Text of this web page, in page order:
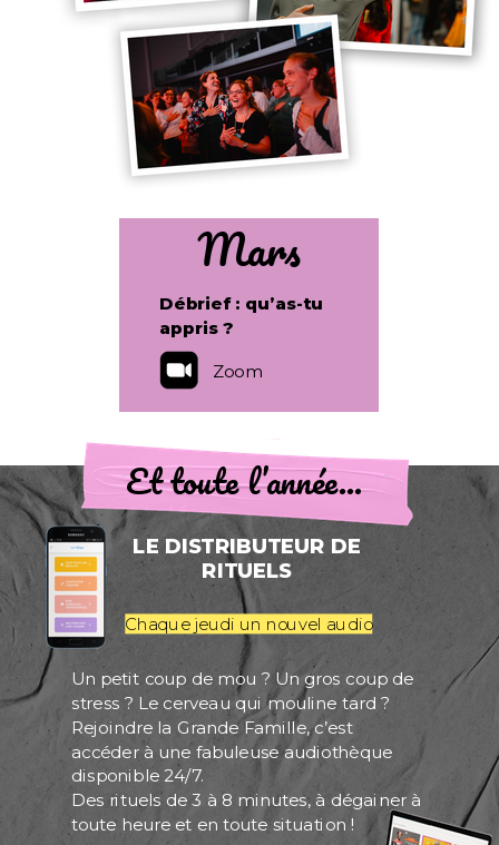
Mars
Débrief : qu’as-tu
appris ?
Zoom
Et toute l’année…
Chaque jeudi un nouvel audio
Un petit coup de mou ? Un gros coup de
stress ? Le cerveau qui mouline tard ?
Rejoindre la Grande Famille, c’est
accéder à une fabuleuse audiothèque
disponible 24/7.
Des rituels de 3 à 8 minutes, à dégainer à
toute heure et en toute situation !
LE DISTRIBUTEUR DE
RITUELS